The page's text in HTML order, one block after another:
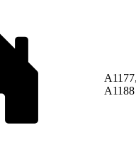
A1188